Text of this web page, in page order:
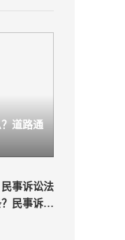
道路通
事诉讼法
民事诉讼